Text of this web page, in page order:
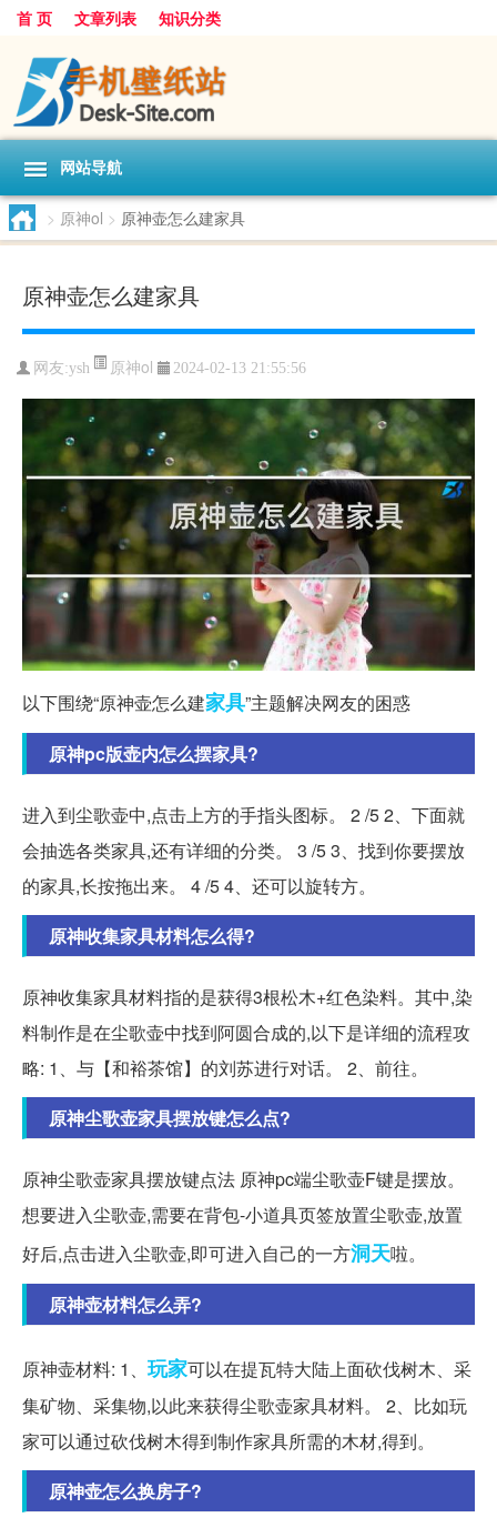
首 页 文章列表 知识分类
网站导航
> 原神ol > 原神壶怎么建家具
原神壶怎么建家具
网友:ysh 原神ol 2024-02-13 21:55:56
以下围绕“原神壶怎么建家具”主题解决网友的困惑
原神pc版壶内怎么摆家具?
进入到尘歌壶中,点击上方的手指头图标。 2 /5 2、下面就
会抽选各类家具,还有详细的分类。 3 /5 3、找到你要摆放
的家具,长按拖出来。 4 /5 4、还可以旋转方。
原神收集家具材料怎么得?
原神收集家具材料指的是获得3根松木+红色染料。其中,染
料制作是在尘歌壶中找到阿圆合成的,以下是详细的流程攻
略: 1、与【和裕茶馆】的刘苏进行对话。 2、前往。
原神尘歌壶家具摆放键怎么点?
原神尘歌壶家具摆放键点法 原神pc端尘歌壶F键是摆放。
想要进入尘歌壶,需要在背包-小道具页签放置尘歌壶,放置
好后,点击进入尘歌壶,即可进入自己的一方洞天啦。
原神壶材料怎么弄?
原神壶材料: 1、 玩家可以在提瓦特大陆上面砍伐树木、采
集矿物、采集物,以此来获得尘歌壶家具材料。 2、比如玩
家可以通过砍伐树木得到制作家具所需的木材,得到。
原神壶怎么换房子?